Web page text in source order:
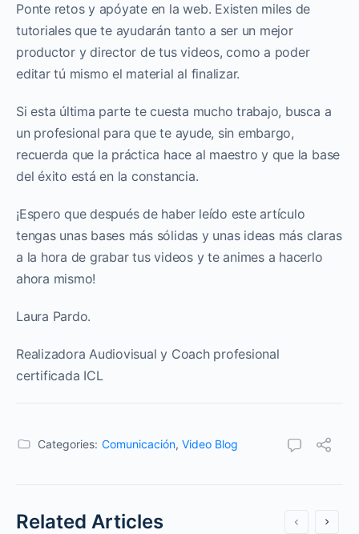
Ponte retos y apóyate en la web. Existen miles de
tutoriales que te ayudarán tanto a ser un mejor
productor y director de tus videos, como a poder
editar tú mismo el material al finalizar.
Si esta última parte te cuesta mucho trabajo, busca a
un profesional para que te ayude, sin embargo,
recuerda que la práctica hace al maestro y que la base
del éxito está en la constancia.
¡Espero que después de haber leído este artículo
tengas unas bases más sólidas y unas ideas más claras
a la hora de grabar tus videos y te animes a hacerlo
ahora mismo!
Laura Pardo.
Realizadora Audiovisual y Coach profesional
certificada ICL
Categories: Comunicación, Video Blog
Related Articles